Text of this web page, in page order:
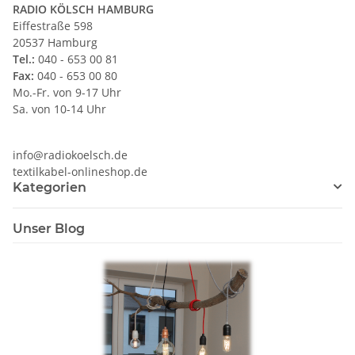
RADIO KÖLSCH HAMBURG
Eiffestraße 598
20537 Hamburg
Tel.: 040 - 653 00 81
Fax: 040 - 653 00 80
Mo.-Fr. von 9-17 Uhr
Sa. von 10-14 Uhr
info@radiokoelsch.de
textilkabel-onlineshop.de
Kategorien
Unser Blog